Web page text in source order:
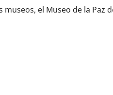
el Museo de la Paz